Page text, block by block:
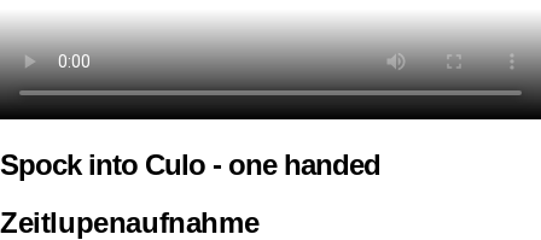
Spock into Culo - one handed
Zeitlupenaufnahme